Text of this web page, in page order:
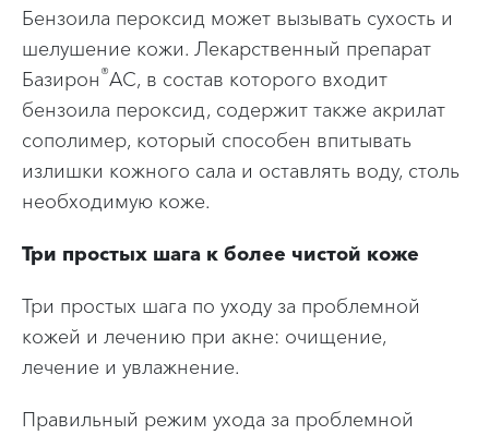
Бензоила пероксид может вызывать сухость и
шелушение кожи. Лекарственный препарат
Базирон®АС, в состав которого входит
бензоила пероксид, содержит также акрилат
сополимер, который способен впитывать
излишки кожного сала и оставлять воду, столь
необходимую коже.
Три простых шага к более чистой коже
Три простых шага по уходу за проблемной
кожей и лечению при акне: очищение,
лечение и увлажнение.
Правильный режим ухода за проблемной